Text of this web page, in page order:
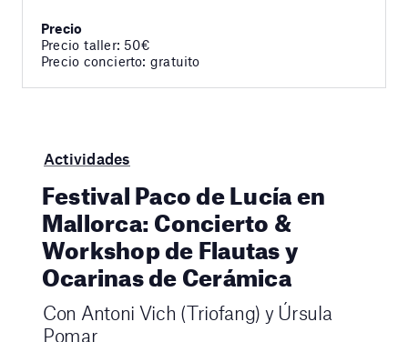
Precio
Precio taller: 50€
Precio concierto: gratuito
Actividades
Festival Paco de Lucía en
Mallorca: Concierto &
Workshop de Flautas y
Ocarinas de Cerámica
Con Antoni Vich (Triofang) y Úrsula
Pomar